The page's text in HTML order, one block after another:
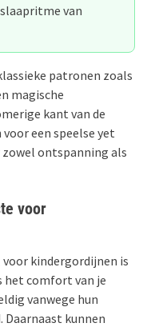
van
patronen zoals
magische
kant van de
een speelse yet
ontspanning als
voor
kindergordijnen is
het comfort van je
vanwege hun
Daarnaast kunnen